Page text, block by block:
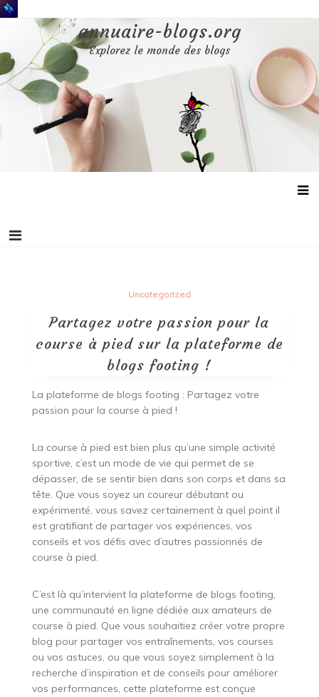
Aller
au
annuaire-blogs.org
Explorez le monde des blogs
Uncategorized
Partagez votre passion pour la
course à pied sur la plateforme de
blogs footing !
La plateforme de blogs footing : Partagez votre
passion pour la course à pied !
La course à pied est bien plus qu’une simple activité
sportive, c’est un mode de vie qui permet de se
dépasser, de se sentir bien dans son corps et dans sa
tête. Que vous soyez un coureur débutant ou
expérimenté, vous savez certainement à quel point il
est gratifiant de partager vos expériences, vos
conseils et vos défis avec d’autres passionnés de
course à pied.
C’est là qu’intervient la plateforme de blogs footing,
une communauté en ligne dédiée aux amateurs de
course à pied. Que vous souhaitiez créer votre propre
blog pour partager vos entraînements, vos courses
ou vos astuces, ou que vous soyez simplement à la
recherche d’inspiration et de conseils pour améliorer
vos performances, cette plateforme est conçue